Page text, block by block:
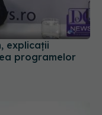
programelor